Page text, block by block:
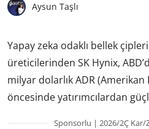
Aysun Taşlı
Yapay zeka odaklı bellek
üreticilerinden SK Hynix,
milyar dolarlık ADR (Amerikan
öncesinde yatırımcılardan
Sponsorlu | 2026/2Ç Kar/